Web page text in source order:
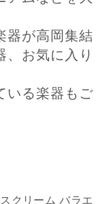
器が高岡集結
、お気に入り
いる楽器もご
クリーム バラエ